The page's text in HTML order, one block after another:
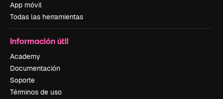
App móvil
Todas las herramientas
Información útil
Academy
Documentación
Soporte
Términos de uso